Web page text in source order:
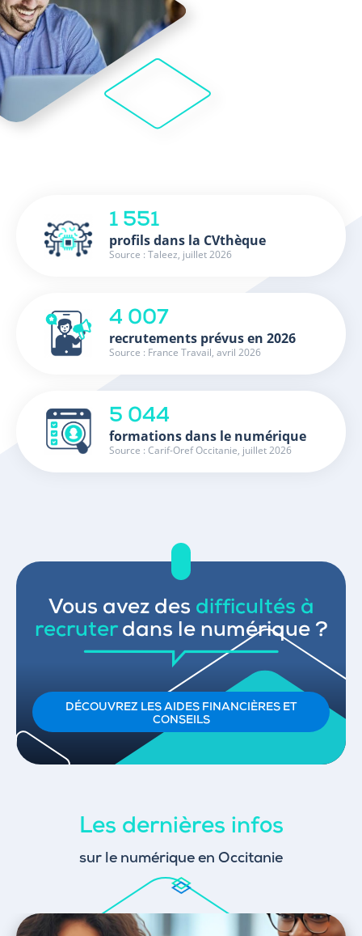
1 551
profils dans la CVthèque
Source : Taleez, juillet 2026
4 007
recrutements prévus en 2026
Source : France Travail, avril 2026
5 044
formations dans le numérique
Source : Carif-Oref Occitanie, juillet 2026
Vous avez des difficultés à
recruterdans le numérique ?
DÉCOUVREZ LES AIDES FINANCIÈRES ET
CONSEILS
Les dernières infos
sur le numérique en Occitanie